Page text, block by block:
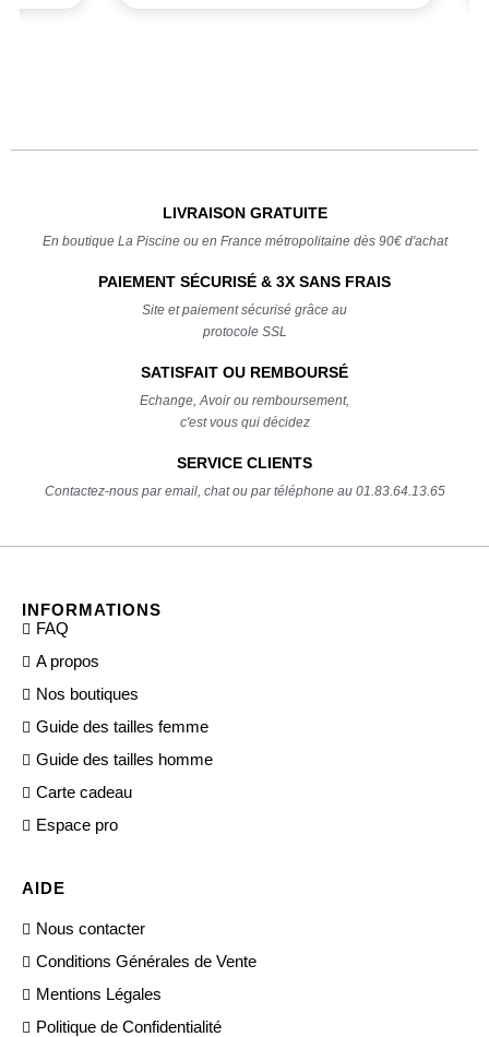
LIVRAISON GRATUITE
En boutique La Piscine ou en France métropolitaine dès 90€ d'achat
PAIEMENT SÉCURISÉ & 3X SANS FRAIS
Site et paiement sécurisé grâce au
protocole SSL
SATISFAIT OU REMBOURSÉ
Echange, Avoir ou remboursement,
c'est vous qui décidez
SERVICE CLIENTS
Contactez-nous par email, chat ou par téléphone au 01.83.64.13.65
INFORMATIONS
FAQ
A propos
Nos boutiques
Guide des tailles femme
Guide des tailles homme
Carte cadeau
Espace pro
AIDE
Nous contacter
Conditions Générales de Vente
Mentions Légales
Politique de Confidentialité